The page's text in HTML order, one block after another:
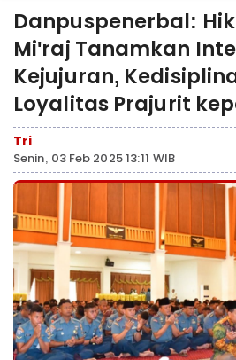
Danpuspenerbal:
Mi'raj Tanamkan
Kejujuran,
Loyalitas Prajurit
Tri
Senin, 03 Feb 2025 13:11 WIB